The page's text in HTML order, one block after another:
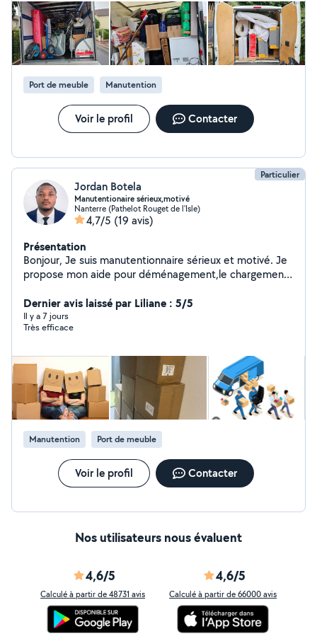
leur efficacité et le soin apporté à chacune de nos affaires.
Toujours souriants, ponctuels et à l'écoute, ils ont transformé
ce qui est souvent une journée stressante en une expérience
sereine et agréable. C'est rare de rencontrer une équipe aussi
investie et consciencieuse. Je les recommande à 100 % sans
la moindre hésitation. Encore un grand merci à vous tous !
Port de meuble
Manutention
Voir le profil Contacter
Particulier
Jordan Botela
Manutentionaire sérieux,motivé
Nanterre (Pathelot Rouget de l'Isle)
4,7/5 (19 avis)
Présentation
Bonjour, Je suis manutentionnaire sérieux et motivé. Je
propose mon aide pour déménagement,le chargement
meubles ou tout autre besoin manutention . Je suis
ponctuel,efficace et soigneux avec les affaires.
N'hésitez pas à mes conctater, je réponds rapidement.
Dernier avis laissé par Liliane : 5/5
Il y a 7 jours
Très efficace
Manutention Port de meuble
Voir le profil Contacter
Nos utilisateurs nous évaluent
4,6/5
Calculé à partir de 48731 avis
4,6/5
Calculé à partir de 66000 avis